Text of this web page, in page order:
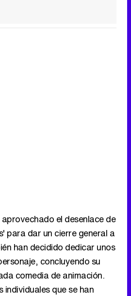
el desenlace de
para dar un cierre general a
han decidido dedicar unos
concluyendo su
comedia de animación.
individuales que se han